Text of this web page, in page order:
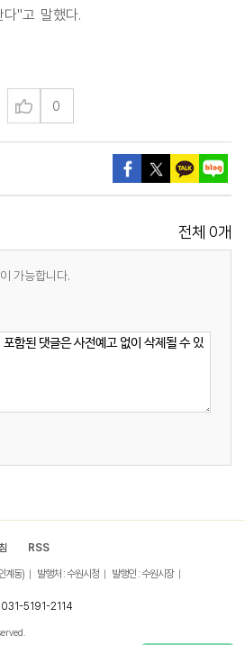
"고 말했다.
0
전체 0개
가능합니다.
RSS
계동) 발행처 : 수원시청
발행인 : 수원시장
031-5191-2114